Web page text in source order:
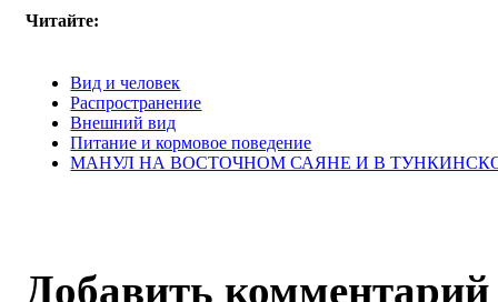
Читайте:
Вид и человек
Распространение
Внешний вид
Питание и кормовое поведение
МАНУЛ НА ВОСТОЧНОМ САЯНЕ И В
Добавить комментарий